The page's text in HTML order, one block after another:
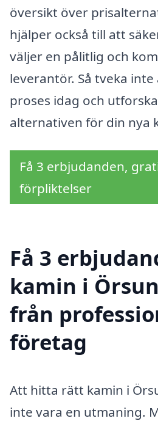
översikt över
hjälper också till att
väljer en pålitlig och
leverantör. Så tveka
proses idag och
alternativen för din nya
Få 3 erbjudanden,
förpliktelser
Få 3
kamin i
från
företag
Att hitta rätt kamin i
inte vara en utmaning.